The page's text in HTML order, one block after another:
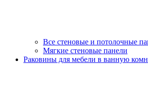
Все стеновые и потолочные
Мягкие стеновые панели
Раковины для мебели в ванную